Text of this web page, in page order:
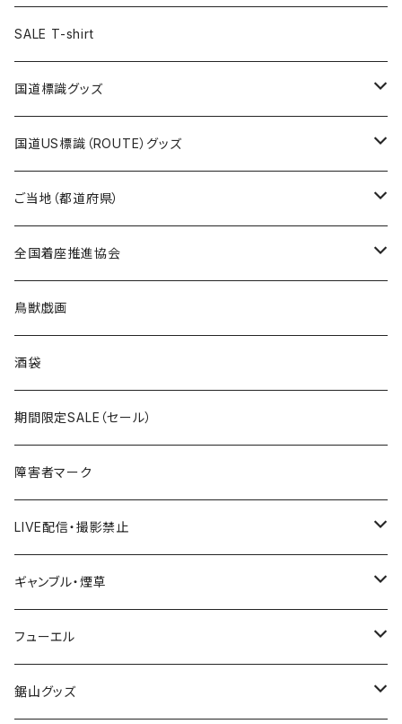
ランチバッグ
エコバッグ
クリアファイル
ステッカー
ホテルキーホルダー
モーテルキーホルダー
トートバッグ
マスク
エコバッグ
千葉ロッテマリーンズコラボ
ステッカー
モーテルキーホルダー
ホテルキーホルダー
トートバッグ
ステッカー
ホテルキーホルダー
キャップ
ステッカー
Tシャツ
ステッカー
ホテルキーホルダー
SALE T-shirt
国道標識グッズ
ステッカー
国道0～99号線
国道100～199号線
国道600～699号線
国道700～799号線
Tシャツ
キャップ
国道US標識（ROUTE）グッズ
ステッカー
ROUTE 0～99号線
ROUTE100～199号線
ROUTE600～699号線
ROUTE700～799号線
Tシャツ
ROUTE 0～99号線
ROUTE 100～199号線
ROUTE 600～699号線
ROUTE 700～799号線
キャップ
ROUTE 0～99号線
ROUTE 100～199号線
ROUTE 600～699号線
ROUTE 700～799号線
ご当地（都道府県）
北海道
青森県
岩手県
宮城県
秋田県
Tシャツ
ステッカー
山形県
福島県
茨城県
栃木県
全国着座推進協会
ステッカー
鳥獣戯画
酒袋
期間限定SALE（セール）
障害者マーク
LIVE配信・撮影禁止
LIVE配信禁止
撮影禁止
ギャンブル・煙草
ホテルキーホルダー
たばこ・禁煙ステッカー
フューエル
ステッカー
鋸山グッズ